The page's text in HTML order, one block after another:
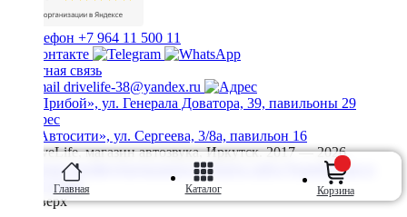
Главная Каталог Корзина
+7 964 11 500 11
Обратная связь
drivelife-38@yandex.ru
ТЦ «Прибой», ул. Генерала Доватора, 39, павильоны 29
ТЦ «Автосити», ул. Сергеева, 3/8а, павильон 16
© DriveLife, магазин автозвука, Иркутск. 2017 — 2026
Политика конфиденциальности Карта сайта
Разработано в
Prime Group